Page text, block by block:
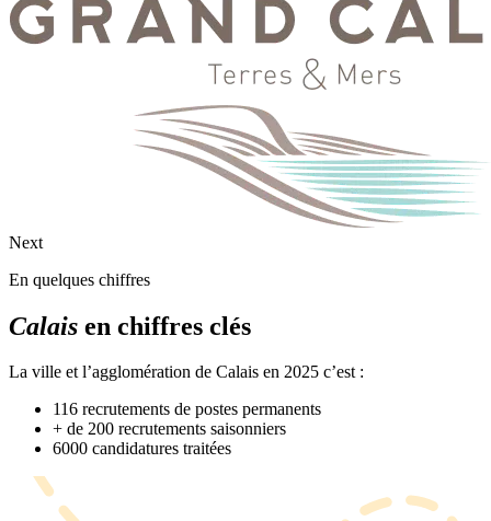
Next
En quelques chiffres
Calais en chiffres clés
La ville et l’agglomération de Calais en 2025 c’est :
116 recrutements de postes permanents
+ de 200 recrutements saisonniers
6000 candidatures traitées